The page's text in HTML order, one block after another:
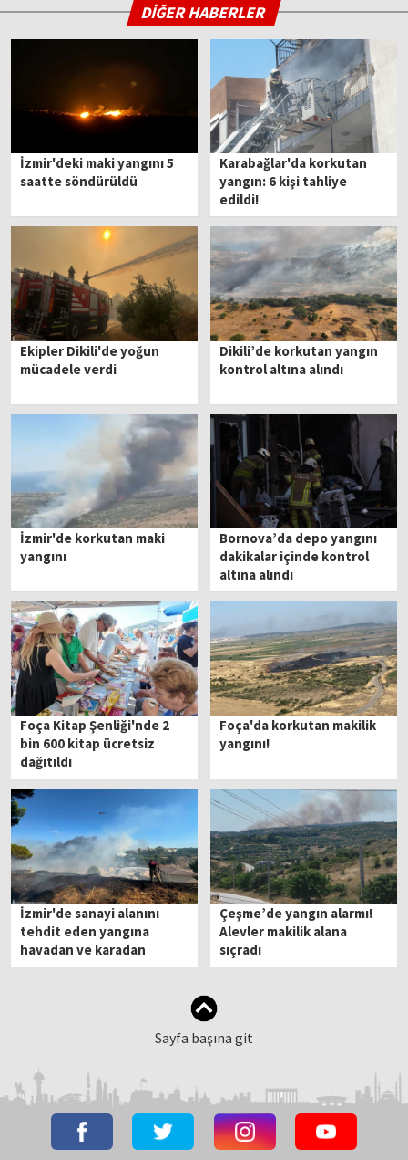
DİĞER HABERLER
İzmir'deki maki yangını 5
saatte söndürüldü
Karabağlar'da korkutan
yangın: 6 kişi tahliye
edildi!
Ekipler Dikili'de yoğun
mücadele verdi
Dikili’de korkutan yangın
kontrol altına alındı
İzmir'de korkutan maki
yangını
Bornova’da depo yangını
dakikalar içinde kontrol
altına alındı
Foça Kitap Şenliği'nde 2
bin 600 kitap ücretsiz
dağıtıldı
Foça'da korkutan makilik
yangını!
İzmir'de sanayi alanını
tehdit eden yangına
havadan ve karadan
müdahale!
Çeşme’de yangın alarmı!
Alevler makilik alana
sıçradı
Sayfa başına git